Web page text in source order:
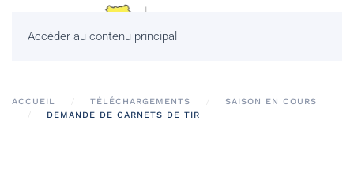
Accéder au contenu principal
ACCUEIL TÉLÉCHARGEMENTS
SAISON EN COURS
DEMANDE DE CARNETS DE TIR